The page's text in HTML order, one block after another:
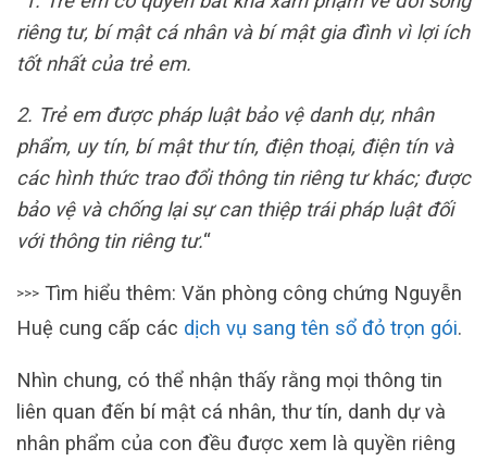
riêng tư, bí mật cá nhân và bí mật gia đình vì lợi ích
tốt nhất của trẻ em.
2. Trẻ em được pháp luật bảo vệ danh dự, nhân
phẩm, uy tín, bí mật thư tín, điện thoại, điện tín và
các hình thức trao đổi thông tin riêng tư khác; được
bảo vệ và chống lại sự can thiệp trái pháp luật đối
với thông tin riêng tư.“
>>> Tìm hiểu thêm: Văn phòng công chứng Nguyễn
Huệ cung cấp các dịch vụ sang tên sổ đỏ trọn gói.
Nhìn chung, có thể nhận thấy rằng mọi thông tin
liên quan đến bí mật cá nhân, thư tín, danh dự và
nhân phẩm của con đều được xem là quyền riêng